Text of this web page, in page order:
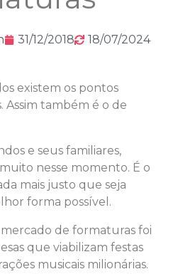
31/12/2018
18/07/2024
existem os pontos
Assim também é o de
e seus familiares,
nesse momento. É o
mais justo que seja
forma possível.
de formaturas foi
que viabilizam festas
musicais milionárias.